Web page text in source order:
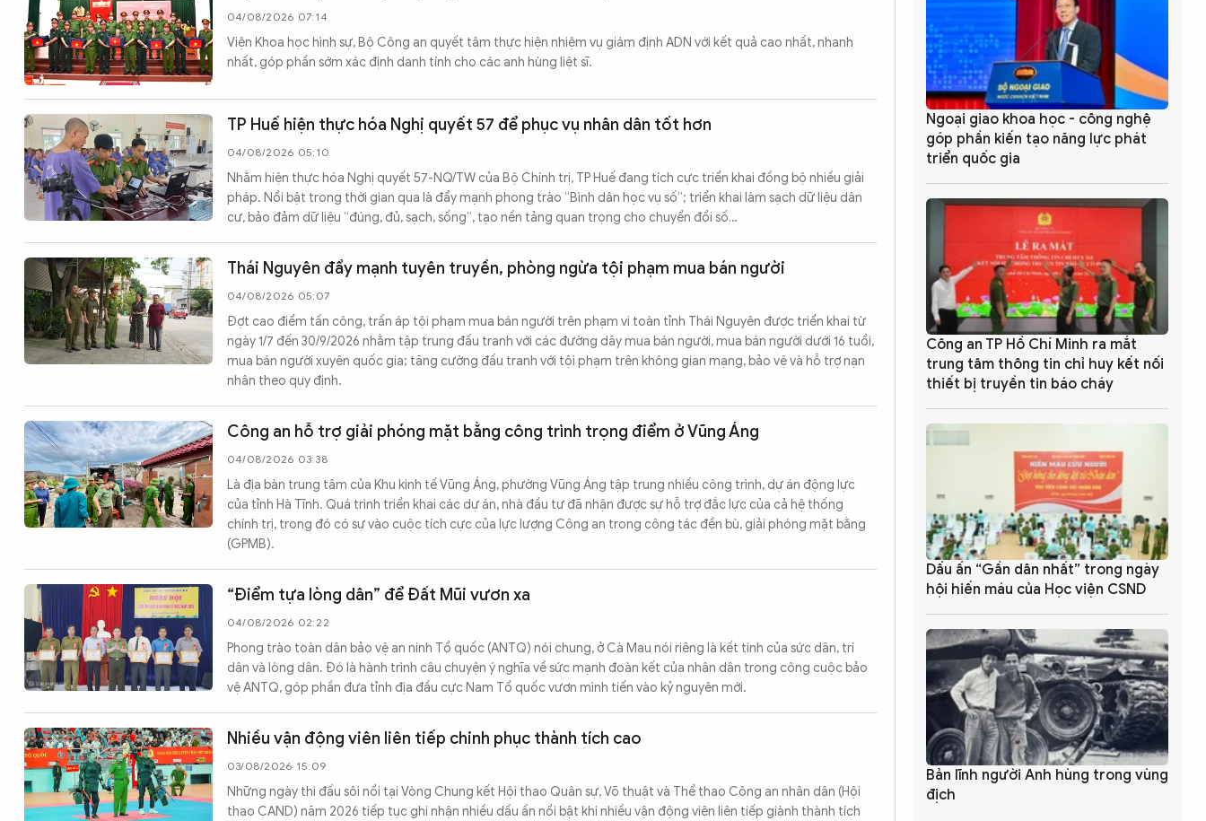
04/08/2026 07:14
Viện Khoa học hình sự, Bộ Công an quyết tâm thực hiện nhiệm vụ giám định ADN với kết quả cao nhất, nhanh
nhất, góp phần sớm xác định danh tính cho các anh hùng liệt sĩ.
TP Huế hiện thực hóa Nghị quyết 57 để phục vụ nhân dân tốt hơn
04/08/2026 05:10
Nhằm hiện thực hóa Nghị quyết 57-NQ/TW của Bộ Chính trị, TP Huế đang tích cực triển khai đồng bộ nhiều giải
pháp. Nổi bật trong thời gian qua là đẩy mạnh phong trào “Bình dân học vụ số”; triển khai làm sạch dữ liệu dân
cư, bảo đảm dữ liệu “đúng, đủ, sạch, sống”, tạo nền tảng quan trọng cho chuyển đổi số…
Thái Nguyên đẩy mạnh tuyên truyền, phòng ngừa tội phạm mua bán người
04/08/2026 05:07
Đợt cao điểm tấn công, trấn áp tội phạm mua bán người trên phạm vi toàn tỉnh Thái Nguyên được triển khai từ
ngày 1/7 đến 30/9/2026 nhằm tập trung đấu tranh với các đường dây mua bán người, mua bán người dưới 16 tuổi,
mua bán người xuyên quốc gia; tăng cường đấu tranh với tội phạm trên không gian mạng, bảo vệ và hỗ trợ nạn
nhân theo quy định.
Công an hỗ trợ giải phóng mặt bằng công trình trọng điểm ở Vũng Áng
04/08/2026 03:38
Là địa bàn trung tâm của Khu kinh tế Vũng Áng, phường Vũng Áng tập trung nhiều công trình, dự án động lực
của tỉnh Hà Tĩnh. Quá trình triển khai các dự án, nhà đầu tư đã nhận được sự hỗ trợ đắc lực của cả hệ thống
chính trị, trong đó có sự vào cuộc tích cực của lực lượng Công an trong công tác đền bù, giải phóng mặt bằng
(GPMB).
“Điểm tựa lòng dân” để Đất Mũi vươn xa
04/08/2026 02:22
Phong trào toàn dân bảo vệ an ninh Tổ quốc (ANTQ) nói chung, ở Cà Mau nói riêng là kết tinh của sức dân, trí
dân và lòng dân. Đó là hành trình câu chuyện ý nghĩa về sức mạnh đoàn kết của nhân dân trong công cuộc bảo
vệ ANTQ, góp phần đưa tỉnh địa đầu cực Nam Tổ quốc vươn mình tiến vào kỷ nguyên mới.
Nhiều vận động viên liên tiếp chinh phục thành tích cao
03/08/2026 15:09
Những ngày thi đấu sôi nổi tại Vòng Chung kết Hội thao Quân sự, Võ thuật và Thể thao Công an nhân dân (Hội
thao CAND) năm 2026 tiếp tục ghi nhận nhiều dấu ấn nổi bật khi nhiều vận động viên liên tiếp giành thành tích
Ngoại giao khoa học - công nghệ
góp phần kiến tạo năng lực phát
triển quốc gia
Công an TP Hồ Chí Minh ra mắt
trung tâm thông tin chỉ huy kết nối
thiết bị truyền tin báo cháy
Dấu ấn “Gần dân nhất” trong ngày
hội hiến máu của Học viện CSND
Bản lĩnh người Anh hùng trong vùng
địch